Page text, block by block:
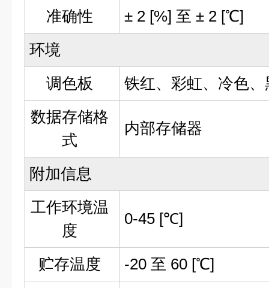
准确性
± 2 [%] 至 ± 2 [℃]
环境
调色板
铁红、彩虹、冷色
数据存储格
式
内部存储器
附加信息
工作环境温
度
0-45 [℃]
贮存温度
-20 至 60 [℃]